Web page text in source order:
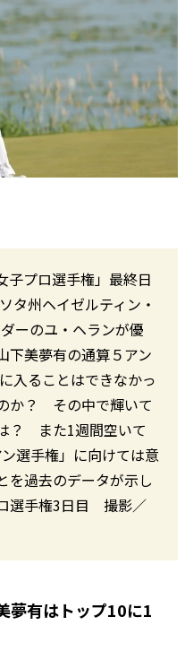
子プロ選手権」最終日
タ州ヘイゼルティン・
ーのユ・ヘランが優
下美夢有の通算５アン
入ることはできなかっ
か？ その中で輝いて
？ また1週間空いて
選手権」に向けては意
過去のデータが示し
選手権3日目 撮影／
夢有はトップ10に1